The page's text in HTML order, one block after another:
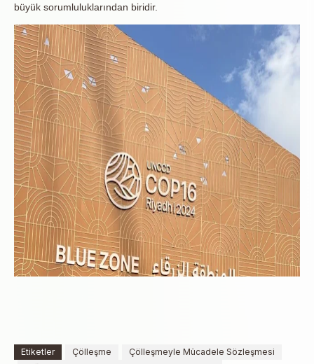
büyük sorumluluklarından biridir.
Etiketler Çölleşme
Çölleşmeyle Mücadele Sözleşmesi